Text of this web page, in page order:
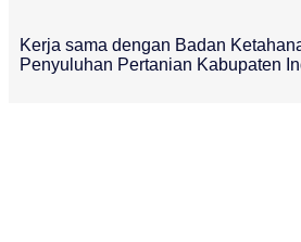
Kerja sama dengan Badan
Penyuluhan Pertanian Kabupaten